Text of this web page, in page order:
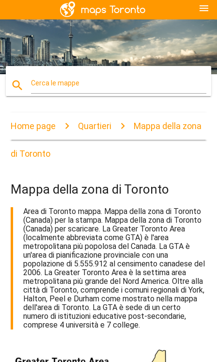
menu
search Cerca le mappe
Home page Quartieri Mappa della zona
di Toronto
Mappa della zona di Toronto
Area di Toronto mappa. Mappa della zona di Toronto
(Canada) per la stampa. Mappa della zona di Toronto
(Canada) per scaricare. La Greater Toronto Area
(localmente abbreviata come GTA) è l'area
metropolitana più popolosa del Canada. La GTA è
un'area di pianificazione provinciale con una
popolazione di 5.555.912 al censimento canadese del
2006. La Greater Toronto Area è la settima area
metropolitana più grande del Nord America. Oltre alla
città di Toronto, comprende i comuni regionali di York,
Halton, Peel e Durham come mostrato nella mappa
dell'area di Toronto. La GTA è sede di un certo
numero di istituzioni educative post-secondarie,
comprese 4 università e 7 college.